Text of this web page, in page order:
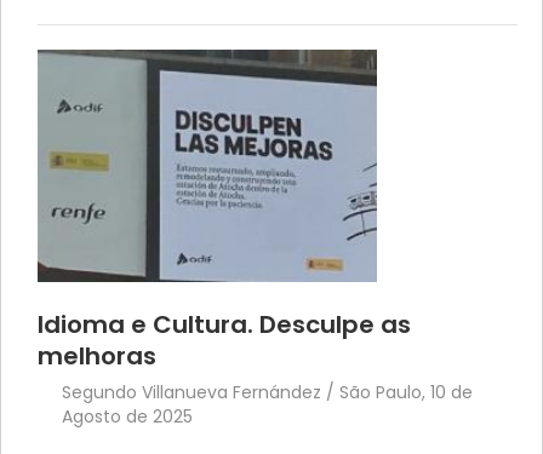
Idioma e Cultura. Desculpe as
melhoras
Segundo Villanueva Fernández / São Paulo, 10 de
Agosto de 2025